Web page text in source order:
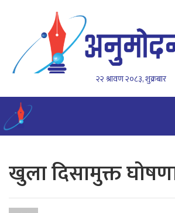
२२ श्रावण २०८३, शुक्रबार
खुला दिसामुक्त